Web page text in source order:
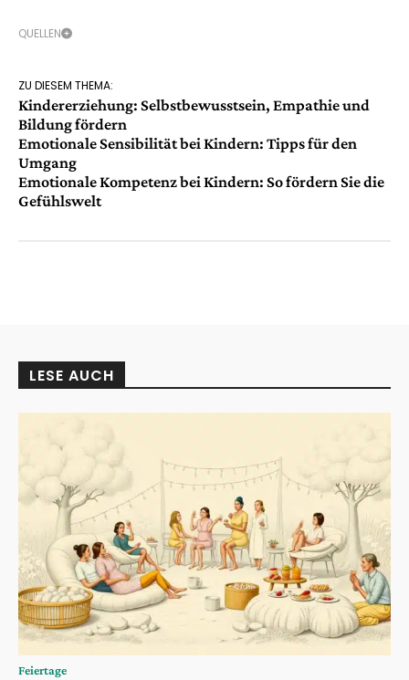
QUELLEN
ZU DIESEM THEMA:
Kindererziehung: Selbstbewusstsein, Empathie und
Bildung fördern
Emotionale Sensibilität bei Kindern: Tipps für den
Umgang
Emotionale Kompetenz bei Kindern: So fördern Sie die
Gefühlswelt
LESE AUCH
Feiertage